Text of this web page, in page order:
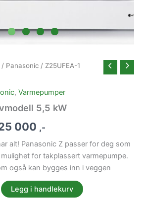
/ Panasonic / Z25UFEA-1
, Varmepumper
5,5 kW
000 Nåværende
pris
er:
kr 25
000.
,-
alt! Panasonic Z passer for deg som
for takplassert varmepumpe.
også kan bygges inn i veggen
Legg i handlekurv